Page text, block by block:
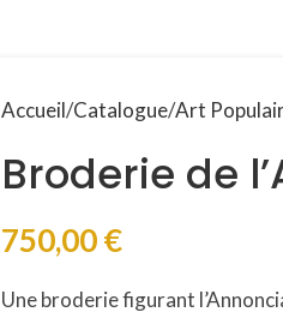
Accueil Catalogue Art
Broderie de
750,00€
Une broderiefigurant l’